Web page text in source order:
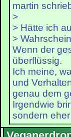
martin
>
> Hätte ich
>
Wenn der
überflüssig.
Ich meine,
und
genau dem
Irgendwie
sondern